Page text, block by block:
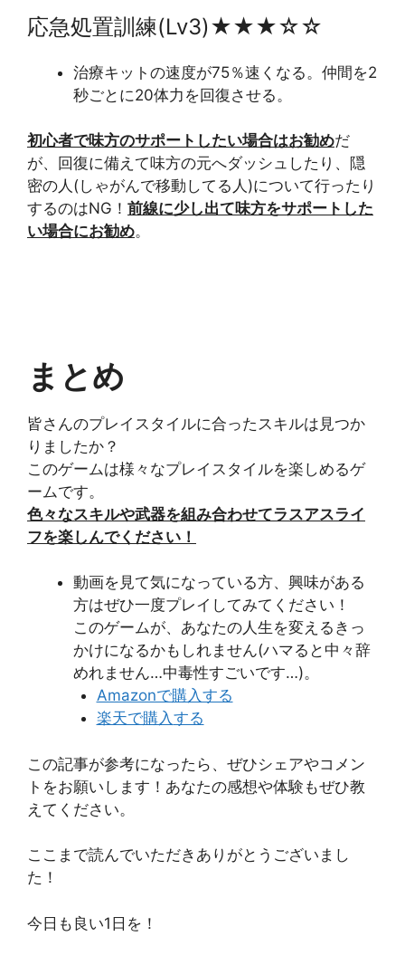
応急処置訓練(Lv3)★★★☆☆
治療キットの速度が75％速くなる。仲間を2
秒ごとに20体力を回復させる。
初心者で味方のサポートしたい場合はお勧めだ
が、回復に備えて味方の元へダッシュしたり、隠
密の人(しゃがんで移動してる人)について行ったり
するのはNG！ 前線に少し出て味方をサポートした
い場合にお勧め。
まとめ
皆さんのプレイスタイルに合ったスキルは見つか
りましたか？
このゲームは様々なプレイスタイルを楽しめるゲ
ームです。
色々なスキルや武器を組み合わせてラスアスライ
フを楽しんでください！
動画を見て気になっている方、興味がある
方はぜひ一度プレイしてみてください！
このゲームが、あなたの人生を変えるきっ
かけになるかもしれません(ハマると中々辞
めれません…中毒性すごいです…)。
Amazonで購入する
楽天で購入する
この記事が参考になったら、ぜひシェアやコメン
トをお願いします！あなたの感想や体験もぜひ教
えてください。
ここまで読んでいただきありがとうございまし
た！
今日も良い1日を！